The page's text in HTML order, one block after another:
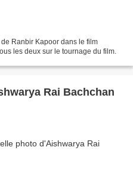
Ranbir Kapoor dans le film
les deux sur le tournage du film.
Rai Bachchan